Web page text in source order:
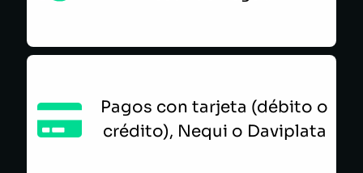
Pagos con tarjeta (débito o
crédito), Nequi o Daviplata